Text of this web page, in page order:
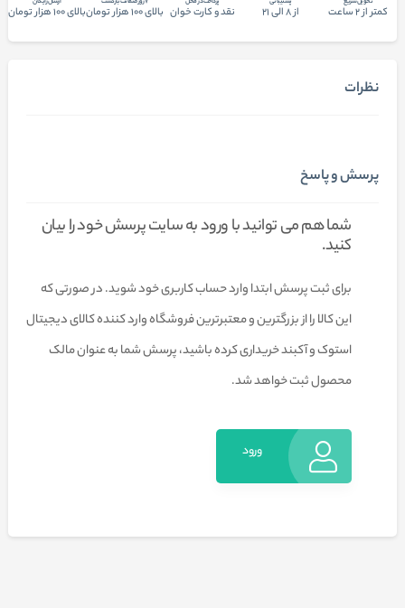
کمتر از 2 ساعت از 8 الی 21 نقد و کارت خوان بالای 100 هزار تومان بالای 100 هزار تومان
نظرات
پرسش و پاسخ
شما هم می توانید با ورود به سایت پرسش خود را بیان
کنید.
برای ثبت پرسش ابتدا وارد حساب کاربری خود شوید. در صورتی که
این کالا را از بزرگترین و معتبرترین فروشگاه وارد کننده کالای دیجیتال
استوک و آکبند خریداری کرده باشید، پرسش شما به عنوان مالک
محصول ثبت خواهد شد.
ورود
حساب